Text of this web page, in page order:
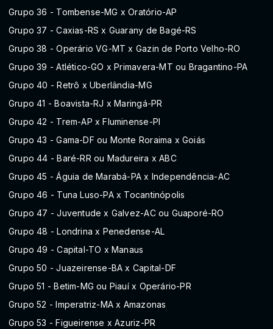
Grupo 36 - Tombense-MG x Oratório-AP
Grupo 37 - Caxias-RS x Guarany de Bagé-RS
Grupo 38 - Operário VG-MT x Gazin de Porto Velho-RO
Grupo 39 - Atlético-GO x Primavera-MT ou Bragantino-PA
Grupo 40 - Retrô x Uberlândia-MG
Grupo 41 - Boavista-RJ x Maringá-PR
Grupo 42 - Trem-AP x Fluminense-PI
Grupo 43 - Gama-DF ou Monte Roraima x Goiás
Grupo 44 - Baré-RR ou Madureira x ABC
Grupo 45 - Águia de Marabá-PA x Independência-AC
Grupo 46 - Tuna Luso-PA x Tocantinópolis
Grupo 47 - Juventude x Galvez-AC ou Guaporé-RO
Grupo 48 - Londrina x Penedense-AL
Grupo 49 - Capital-TO x Manaus
Grupo 50 - Juazeirense-BA x Capital-DF
Grupo 51 - Betim-MG ou Piauí x Operário-PR
Grupo 52 - Imperatriz-MA x Amazonas
Grupo 53 - Figueirense x Azuriz-PR